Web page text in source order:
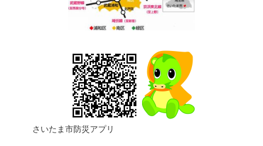
さいたま市防災アプリ